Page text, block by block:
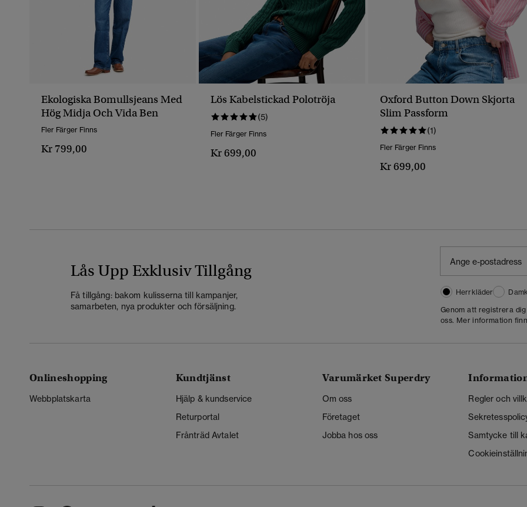
Ekologiska Bomullsjeans Med
Hög Midja Och Vida Ben
Fler Färger Finns
Kr 799,00
Lös Kabelstickad Polotröja
(5)
Fler Färger Finns
Kr 699,00
Oxford Button Down Skjorta
Slim Passform
(1)
Fler Färger Finns
Kr 699,00
Lås Upp Exklusiv Tillgång
Få tillgång: bakom kulisserna till kampanjer,
samarbeten, nya produkter och försäljning.
Herrkläder
Genom att registrera
oss. Mer information
Onlineshopping
Webbplatskarta
Kundtjänst
Hjälp & kundservice
Returportal
Frånträd Avtalet
Varumärket Superdry
Om oss
Företaget
Jobba hos oss
Regler och
Samtycke till